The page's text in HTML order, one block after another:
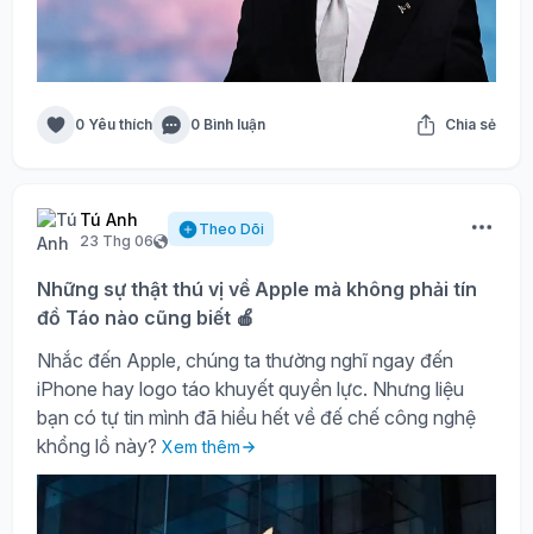
0 Yêu thích 0 Bình luận Chia sẻ
Tú Anh
23 Thg 06
Theo Dõi
Những sự thật thú vị về Apple mà không phải tín
đồ Táo nào cũng biết 🍎
Nhắc đến Apple, chúng ta thường nghĩ ngay đến
iPhone hay logo táo khuyết quyền lực. Nhưng liệu
bạn có tự tin mình đã hiểu hết về đế chế công nghệ
khổng lồ này? Xem thêm